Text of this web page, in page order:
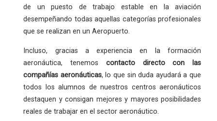
de un puesto de trabajo estable en la aviación
desempeñando todas aquellas categorías profesionales
que se realizan en un Aeropuerto.
Incluso, gracias a experiencia en la formación
aeronáutica, tenemos contacto directo con las
compañías aeronáuticas, lo que sin duda ayudará a que
todos los alumnos de nuestros centros aeronáuticos
destaquen y consigan mejores y mayores posibilidades
reales de trabajar en el sector aeronáutico.